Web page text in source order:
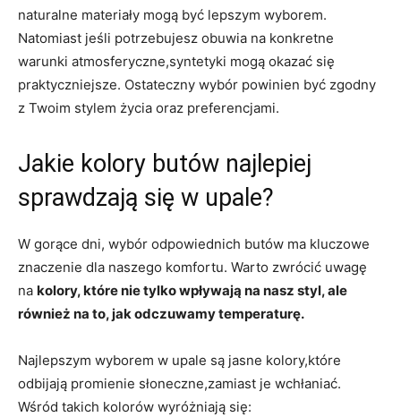
naturalne materiały mogą być lepszym⁤ wyborem.
Natomiast jeśli potrzebujesz obuwia na konkretne
warunki atmosferyczne,syntetyki mogą okazać się
praktyczniejsze. Ostateczny⁤ wybór powinien być zgodny
z Twoim stylem życia oraz preferencjami.
Jakie kolory butów najlepiej
sprawdzają się w upale?
W ⁣gorące ⁢dni, wybór⁢ odpowiednich butów ma kluczowe
znaczenie dla‍ naszego ‌komfortu. Warto ‍zwrócić uwagę⁢
na kolory, które nie tylko wpływają na‍ nasz styl, ⁢ale
również⁢ na to,‌ jak odczuwamy temperaturę.
Najlepszym‌ wyborem w upale są jasne kolory,które
odbijają ‍promienie słoneczne,zamiast je wchłaniać.
Wśród takich kolorów wyróżniają się: